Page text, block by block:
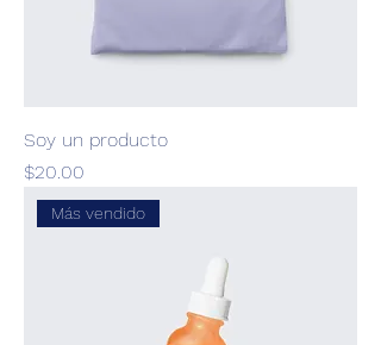
Soy un producto
Precio
$20.00
Más vendido